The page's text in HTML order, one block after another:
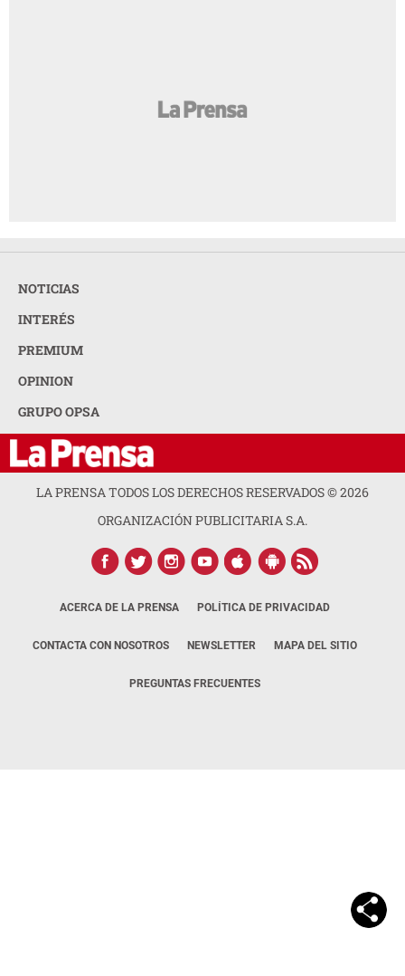
NOTICIAS
INTERÉS
PREMIUM
OPINION
GRUPO OPSA
LA PRENSA TODOS LOS DERECHOS RESERVADOS ©2026
ORGANIZACIÓN PUBLICITARIA S.A.
ACERCA DE LA PRENSA POLÍTICA DE PRIVACIDAD
CONTACTA CON NOSOTROS NEWSLETTER MAPA DEL SITIO
PREGUNTAS FRECUENTES